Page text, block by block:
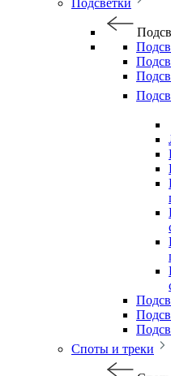
Подсветки
Споты и треки